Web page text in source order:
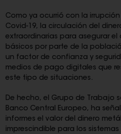
Como ya ocurrió con la
Covid-19, la circulación del
extraordinarias para asegurar
básicos por parte de la
un factor de confianza y
medios de pago digitales que
este tipo de situaciones.
De hecho, el Grupo de Trabajo
Banco Central Europeo, ha
informes el valor del dinero
imprescindible para los